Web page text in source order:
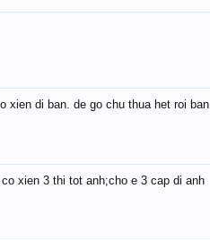
xien di ban. de go chu thua het roi ban
xien 3 thi tot anh;cho e 3 cap di anh